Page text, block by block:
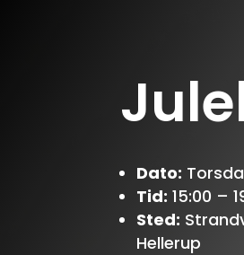
Dato:
Tid: 15:00 –
Sted:
Hellerup